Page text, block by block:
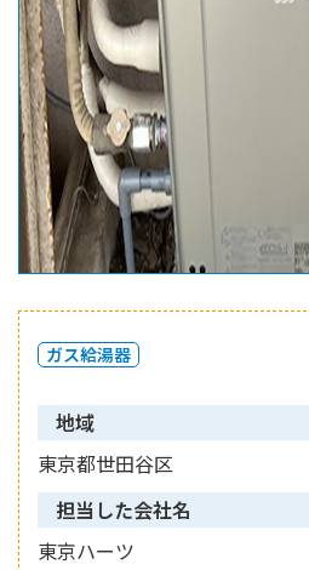
ガス給湯器
地域
東京都世田谷区
担当した会社名
東京ハーツ